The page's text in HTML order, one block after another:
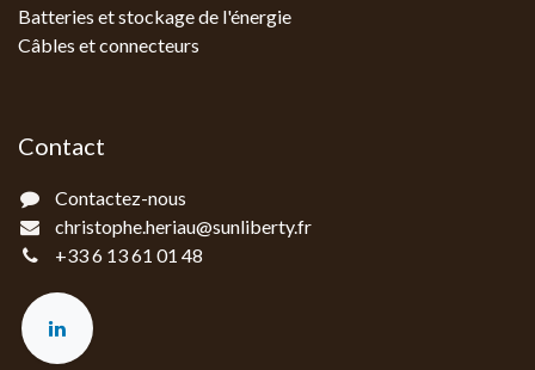
Batteries et stockage de l'énergie
Câbles et connecteurs
Contact
Contactez-nous
christophe.heriau@sunliberty.fr
+33 6 13 61 01 48‬